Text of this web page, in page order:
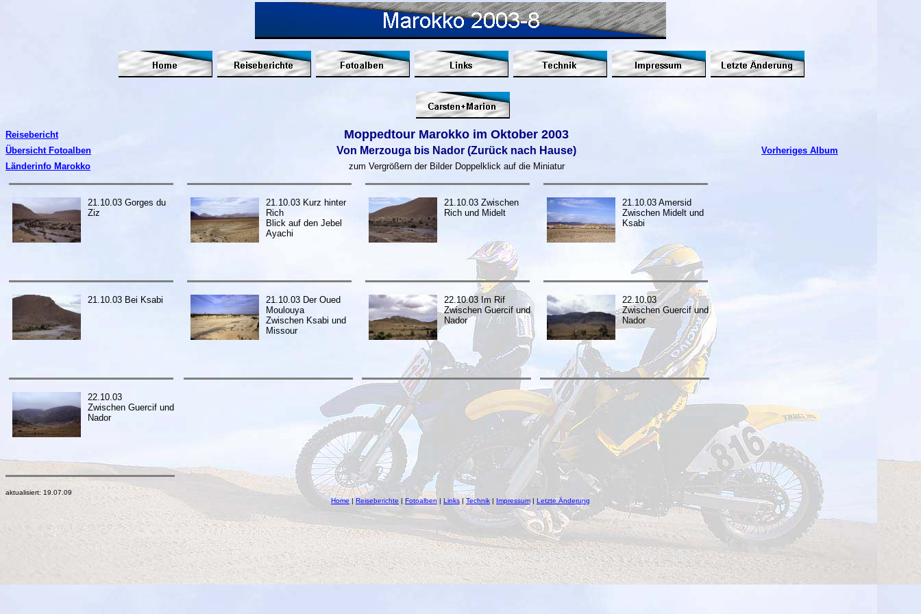
Reisebericht
Übersicht Fotoalben
Länderinfo Marokko
Moppedtour Marokko im Oktober 2003
Von Merzouga bis Nador (Zurück nach Hause)
zum Vergrößern der Bilder Doppelklick auf die Miniatur
Vorheriges Album
21.10.03 Gorges du
Ziz
21.10.03 Kurz hinter
Rich
Blick auf den Jebel
Ayachi
21.10.03 Zwischen
Rich und Midelt
21.10.03 Amersid
Zwischen Midelt und
Ksabi
21.10.03 Bei Ksabi
21.10.03 Der Oued
Moulouya
Zwischen Ksabi und
Missour
22.10.03 Im Rif
Zwischen Guercif und
Nador
22.10.03
Zwischen Guercif und
Nador
22.10.03
Zwischen Guercif und
Nador
aktualisiert: 19.07.09
Home|Reiseberichte | Fotoalben| Links|Technik | Impressum | Letzte Änderung